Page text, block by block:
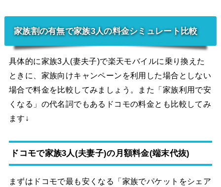
家族割の有無で家族3人の料金シミュレート比較
具体的に家族3人(妻夫子)で楽天モバイルに乗り換えた
ときに、家族向けキャンペーンを利用した場合としない
場合で料金を比較してみましょう。また「家族利用で安
くなる」の代名詞でもあるドコモの料金とも比較してみ
ます↓
ドコモで家族3人(夫妻子)の月額料金(端末代抜)
まずはドコモで最も安くなる「家族でパケットをシェア